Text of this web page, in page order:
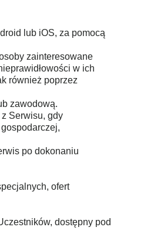
lub iOS, za pomocą
zainteresowane
w ich
również poprzez
zawodową.
Serwisu, gdy
po dokonaniu
ofert
dostępny pod